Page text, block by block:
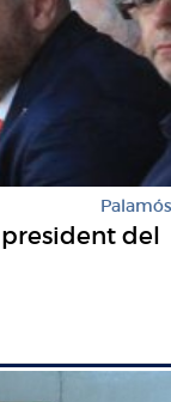
Palamós
del